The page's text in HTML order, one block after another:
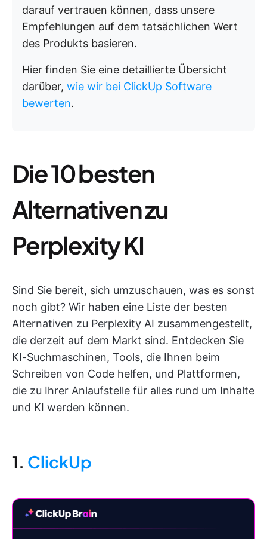
darauf vertrauen können, dass unsere
Empfehlungen auf dem tatsächlichen Wert
des Produkts basieren.
Hier finden Sie eine detaillierte Übersicht
darüber, wie wir bei ClickUp Software
bewerten.
Die 10 besten
Alternativen zu
Perplexity KI
Sind Sie bereit, sich umzuschauen, was es sonst
noch gibt? Wir haben eine Liste der besten
Alternativen zu Perplexity AI zusammengestellt,
die derzeit auf dem Markt sind. Entdecken Sie
KI-Suchmaschinen, Tools, die Ihnen beim
Schreiben von Code helfen, und Plattformen,
die zu Ihrer Anlaufstelle für alles rund um Inhalte
und KI werden können.
1. ClickUp